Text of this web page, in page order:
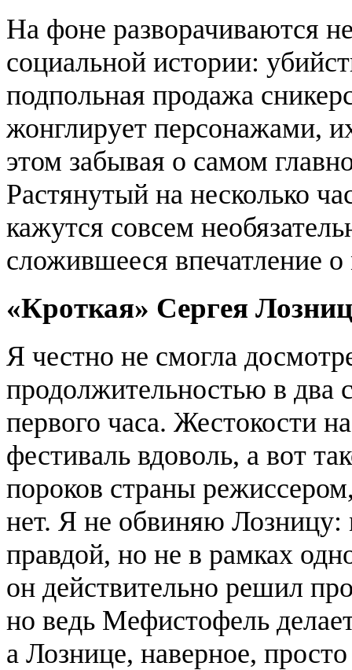
На фоне разворачиваются
социальной истории:
подпольная продажа
жонглирует персонажами,
этом забывая о самом
Растянутый на несколько
кажутся совсем
сложившееся впечатление
«Кроткая» Сергея
Я честно не смогла
продолжительностью в два
первого часа. Жестокости
фестиваль вдоволь, а вот
пороков страны
нет. Я не обвиняю Лозницу:
правдой, но не в рамках
он действительно решил
но ведь Мефистофель
а Лознице, наверное,